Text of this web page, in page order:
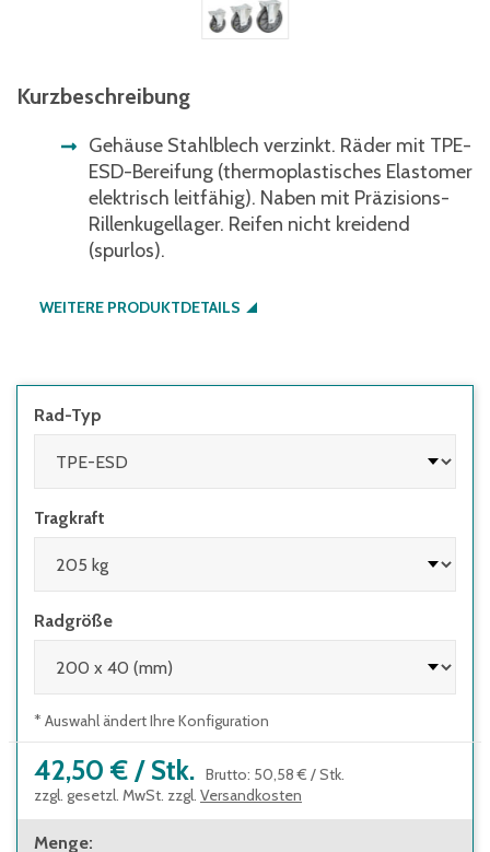
Kurzbeschreibung
Gehäuse Stahlblech verzinkt. Räder mit TPE-
ESD-Bereifung (thermoplastisches Elastomer
elektrisch leitfähig). Naben mit Präzisions-
Rillenkugellager. Reifen nicht kreidend
(spurlos).
WEITERE PRODUKTDETAILS
Rad-Typ
Tragkraft
Radgröße
* Auswahl ändert Ihre Konfiguration
42,50 € / Stk. Brutto: 50,58 € /Stk.
zzgl. gesetzl. MwSt. zzgl. Versandkosten
Menge: